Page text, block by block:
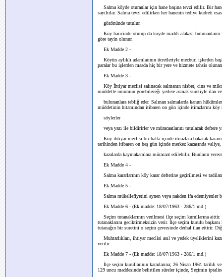
Salma köyde oturanlar için hane başına tevzi edilir. Bir
sayılırlar. Salma tevzi edilirken her hanenin tediye kudreti
gözönünde tutulur.
Köy haricinde oturup da köyde maddi alakası
göre tayin olunur.
Ek Madde 2 -
Köyün aylıklı adamlarının ücretleriyle mecburi işlerden
paralar bu işlerden maada hiç bir yere ve hizmete tahsis
Ek Madde 3 -
Köy İhtiyar meclisi salınacak salmanın nisbet, cins ve
müddetle umumun görebileceği yerlere asmak suretiyle ilan
bulunanlara tebliğ eder. Salınan salmalarda kanun
müddetinin hitamından itibaren on gün içinde itirazlarını köy
söylerler
veya yazı ile bildirirler ve müracaatlarını tutulacak deftere
Köy ihtiyar meclisi bir hafta içinde itirazlara bakarak
tarihinden itibaren on beş gün içinde merkez kazasında
kazalarda kaymakamlara müracaat edilebilir. Bunların
Ek Madde 4 -
Salma kararlarının köy karar defterine geçirilmesi ve
Ek Madde 5 -
Salma mükellefiyetini aynen veya nakden ifa edemiyenler
Ek Madde 6 - (Ek madde: 18/07/1963 - 286/1 md.)
Seçim tutanaklarının verilmesi ilçe seçim kurullarına
tutanaklarını geciktirmeksizin verir. İlçe seçim kurulu
tutanağın bir suretini o seçim çevresinde derhal ilan ettirir.
Muhtarlıkları, ihtiyar meclisi asıl ve yedek üyeliklerini
verilir.
Ek Madde 7 - (Ek madde: 18/07/1963 - 286/1 md.)
İlçe seçim kurullarının kararlarına; 26 Nisan 1961 tarihli
129 uncu maddesinde belirtilen süreler içinde, Seçimin